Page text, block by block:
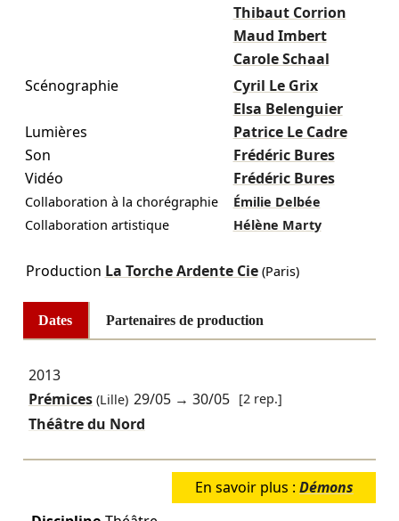
Thibaut Corrion
Maud Imbert
Carole Schaal
Scénographie
Cyril Le Grix
Elsa Belenguier
Lumières
Patrice Le Cadre
Son
Frédéric Bures
Vidéo
Frédéric Bures
Collaboration à la chorégraphie
Émilie Delbée
Collaboration artistique
Hélène Marty
Production La Torche Ardente Cie(Paris)
Dates Partenaires de production
2013
Prémices(Lille) 29/05 →30/05 [2 rep.]
Théâtre du Nord
En savoir plus : Démons